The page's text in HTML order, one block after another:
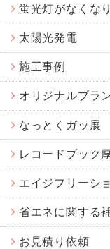
蛍光灯がなくな
太陽光発電
施工事例
オリジナルブラ
なっとくガッ展
レコードブック
エイジフリーシ
省エネに関する
お見積り依頼